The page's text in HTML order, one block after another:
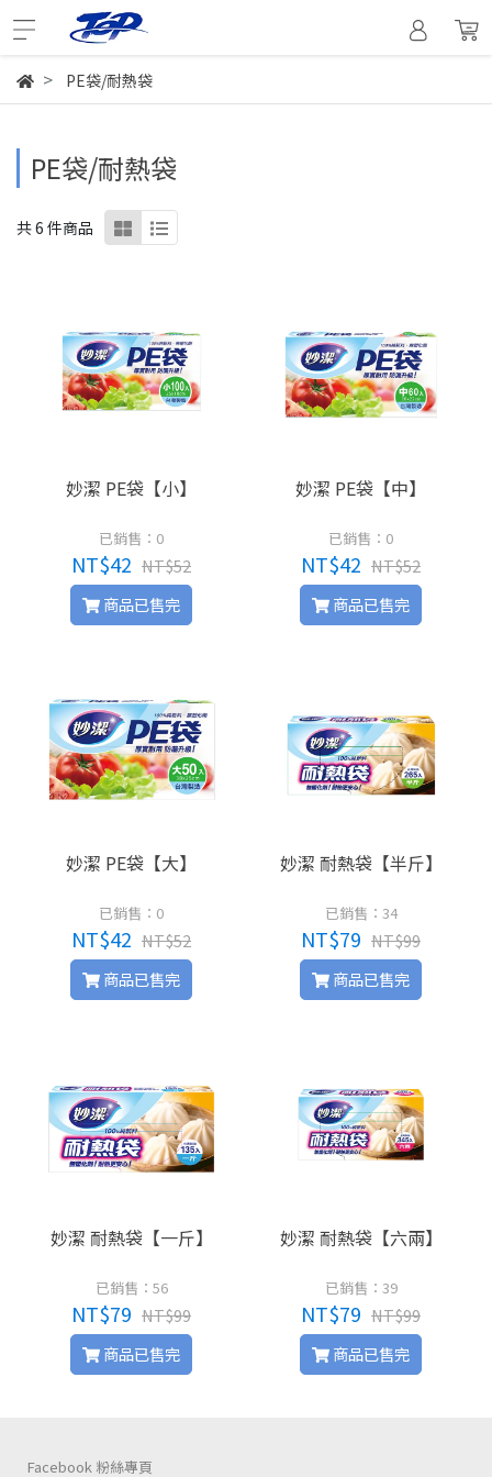
PE袋/耐熱袋
PE袋/耐熱袋
共 6 件商品
妙潔 PE袋【小】
已銷售：0
NT$42 NT$52
商品已售完
妙潔 PE袋【中】
已銷售：0
NT$42 NT$52
商品已售完
妙潔 PE袋【大】
已銷售：0
NT$42 NT$52
商品已售完
妙潔 耐熱袋【半斤】
已銷售：34
NT$79 NT$99
商品已售完
妙潔 耐熱袋【一斤】
已銷售：56
NT$79 NT$99
商品已售完
妙潔 耐熱袋【六兩】
已銷售：39
NT$79 NT$99
商品已售完
Facebook 粉絲專頁